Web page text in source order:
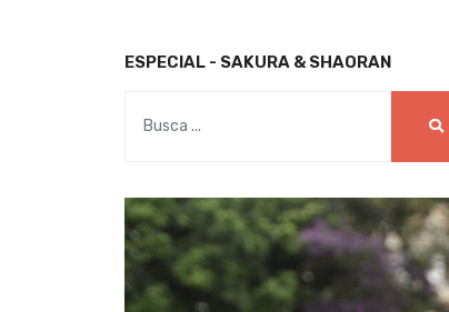
ESPECIAL - SAKURA & SHAORAN